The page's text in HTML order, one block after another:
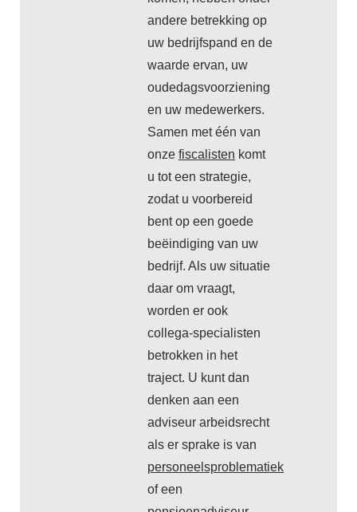
andere betrekking op
uw bedrijfspand en de
waarde ervan, uw
oudedagsvoorziening
en uw medewerkers.
Samen met één van
onze fiscalisten komt
u tot een strategie,
zodat u voorbereid
bent op een goede
beëindiging van uw
bedrijf. Als uw situatie
daar om vraagt,
worden er ook
collega-specialisten
betrokken in het
traject. U kunt dan
denken aan een
adviseur arbeidsrecht
als er sprake is van
personeelsproblematiek
of een